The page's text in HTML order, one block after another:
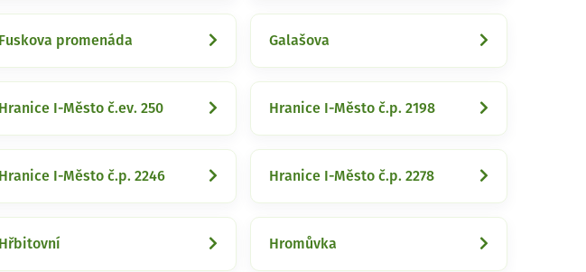
Fuskova promenáda Galašova
Hranice I-Město č.ev. 250 Hranice I-Město č.p. 2198
Hranice I-Město č.p. 2246 Hranice I-Město č.p. 2278
Hřbitovní Hromůvka